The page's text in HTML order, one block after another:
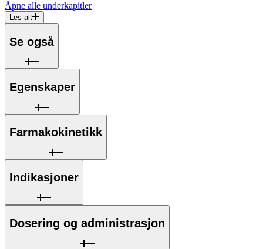
Åpne alle underkapitler
Les alt
Se også
Egenskaper
Farmakokinetikk
Indikasjoner
Dosering og administrasjon